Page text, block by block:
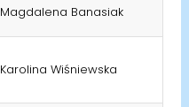
Magdalena Banasiak
Karolina Wiśniewska